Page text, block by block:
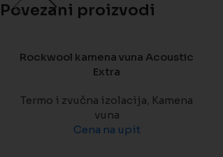
Povezani proizvodi
Rockwool kamena vuna Acoustic
Extra
Termo i zvučna izolacija Kamena
vuna
Cena na upit